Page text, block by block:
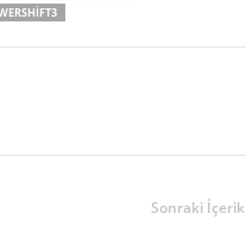
Sonraki İçerik